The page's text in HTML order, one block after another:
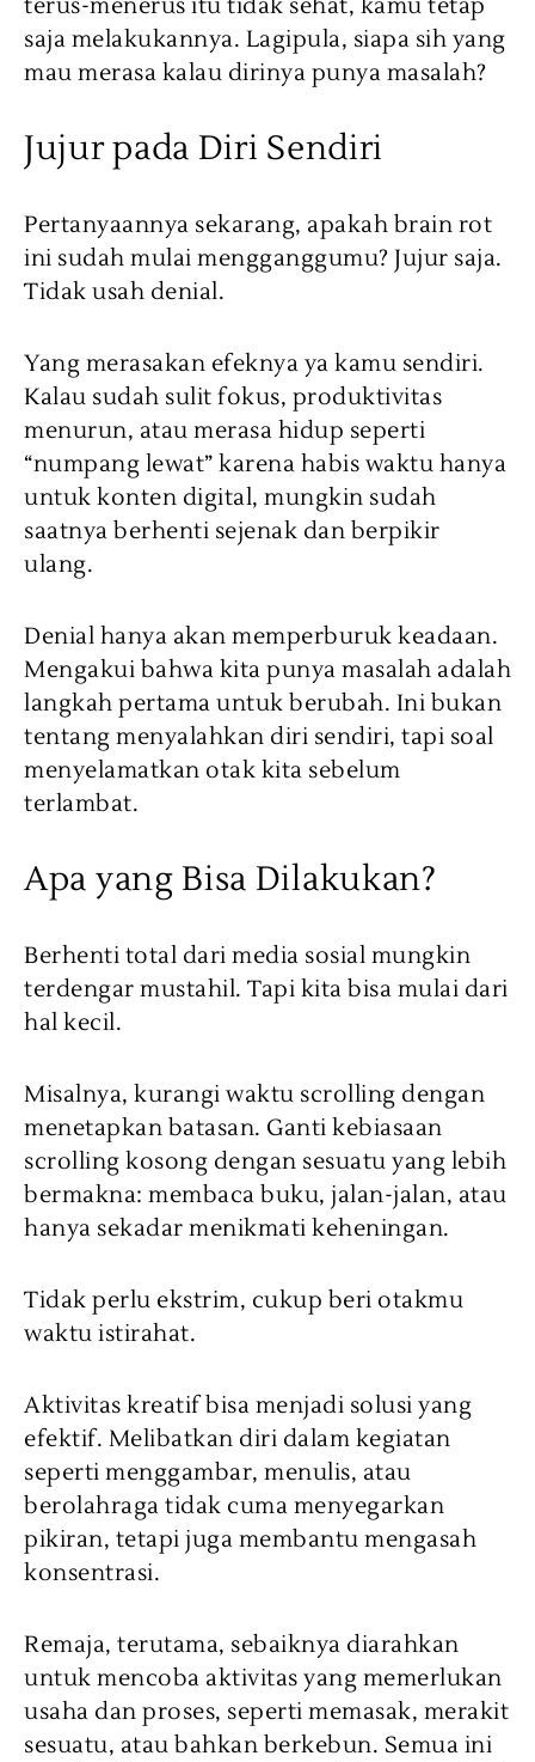
saja melakukannya. Lagipula, siapa sih yang
mau merasa kalau dirinya punya masalah?
Jujur pada Diri Sendiri
Pertanyaannya sekarang, apakah brain rot
ini sudah mulai mengganggumu? Jujur saja.
Tidak usah denial.
Yang merasakan efeknya ya kamu sendiri.
Kalau sudah sulit fokus, produktivitas
menurun, atau merasa hidup seperti
“numpang lewat” karena habis waktu hanya
untuk konten digital, mungkin sudah
saatnya berhenti sejenak dan berpikir
ulang.
Denial hanya akan memperburuk keadaan.
Mengakui bahwa kita punya masalah adalah
langkah pertama untuk berubah. Ini bukan
tentang menyalahkan diri sendiri, tapi soal
menyelamatkan otak kita sebelum
terlambat.
Apa yang Bisa Dilakukan?
Berhenti total dari media sosial mungkin
terdengar mustahil. Tapi kita bisa mulai dari
hal kecil.
Misalnya, kurangi waktu scrolling dengan
menetapkan batasan. Ganti kebiasaan
scrolling kosong dengan sesuatu yang lebih
bermakna: membaca buku, jalan-jalan, atau
hanya sekadar menikmati keheningan.
Tidak perlu ekstrim, cukup beri otakmu
waktu istirahat.
Aktivitas kreatif bisa menjadi solusi yang
efektif. Melibatkan diri dalam kegiatan
seperti menggambar, menulis, atau
berolahraga tidak cuma menyegarkan
pikiran, tetapi juga membantu mengasah
konsentrasi.
Remaja, terutama, sebaiknya diarahkan
untuk mencoba aktivitas yang memerlukan
usaha dan proses, seperti memasak, merakit
sesuatu, atau bahkan berkebun. Semua ini